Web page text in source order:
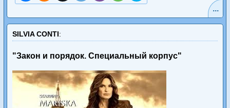
...
SILVIA CONTI:
"Закон и порядок. Специальный корпус"